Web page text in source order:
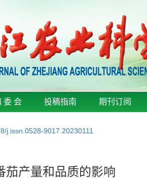
委 会 投稿指南 期刊订阅
j.issn.0528-9017.20230111
茄产量和品质的影响